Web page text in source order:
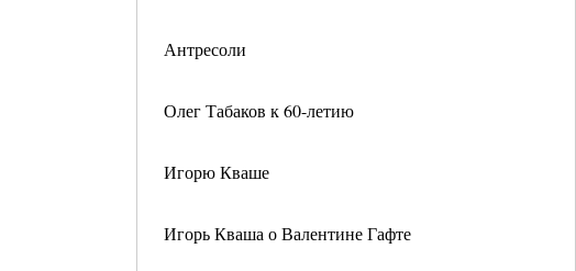
Антресоли
Олег Табаков к 60-летию
Игорю Кваше
Игорь Кваша о Валентине Гафте